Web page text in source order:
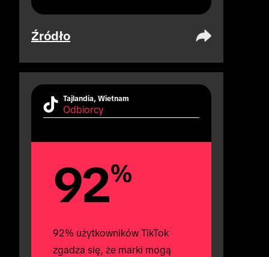
Źródło
Tajlandia, Wietnam
Odbiorcy
92%
92% użytkowników TikTok
zgadza się, że marki mogą